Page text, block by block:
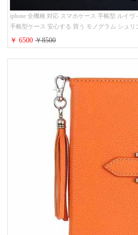
iphone 全機種 対応 スマホケース 手帳型 ルイヴ
手帳型ケース 安心する 買う モノグラム シュ
16/16promaxスマホケース 手帳 多機能 グッチ
人 レディース メンズ ストラップ付き
￥ 6500￥8500